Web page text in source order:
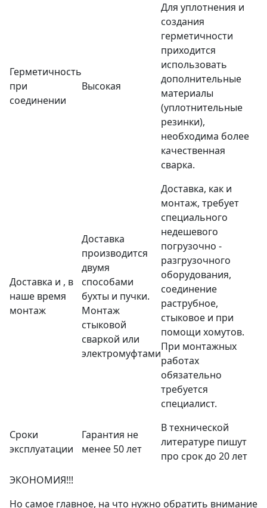
Герметичность
при
соединении
Высокая
Для уплотнения и
создания
герметичности
приходится
использовать
дополнительные
материалы
(уплотнительные
резинки),
необходима более
качественная
сварка.
Доставка и , в
наше время
монтаж
Доставка
производится
двумя
способами
бухты и пучки.
Монтаж
стыковой
сваркой или
электромуфтами
Доставка, как и
монтаж, требует
специального
недешевого
погрузочно -
разгрузочного
оборудования,
соединение
раструбное,
стыковое и при
помощи хомутов.
При монтажных
работах
обязательно
требуется
специалист.
Сроки
эксплуатации
Гарантия не
менее 50 лет
В технической
литературе пишут
про срок до 20 лет
ЭКОНОМИЯ!!!
Но самое главное, на что нужно обратить внимание